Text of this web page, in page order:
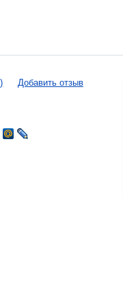
Добавить отзыв